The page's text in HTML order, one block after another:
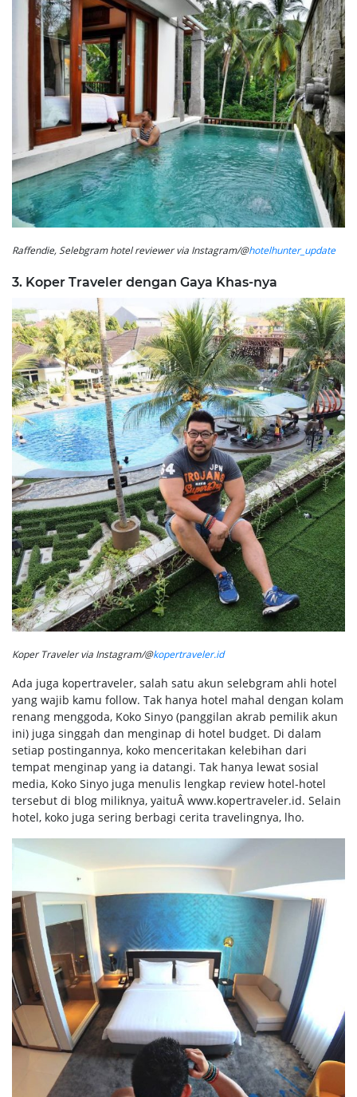
Raffendie, Selebgram hotel reviewer via Instagram/@hotelhunter_update
3. Koper Traveler dengan Gaya Khas-nya
Koper Traveler via Instagram/@kopertraveler.id
Ada juga kopertraveler, salah satu akun selebgram ahli hotel
yang wajib kamu follow. Tak hanya hotel mahal dengan kolam
renang menggoda, Koko Sinyo (panggilan akrab pemilik akun
ini) juga singgah dan menginap di hotel budget. Di dalam
setiap postingannya, koko menceritakan kelebihan dari
tempat menginap yang ia datangi. Tak hanya lewat sosial
media, Koko Sinyo juga menulis lengkap review hotel-hotel
tersebut di blog miliknya, yaituÂ www.kopertraveler.id. Selain
hotel, koko juga sering berbagi cerita travelingnya, lho.